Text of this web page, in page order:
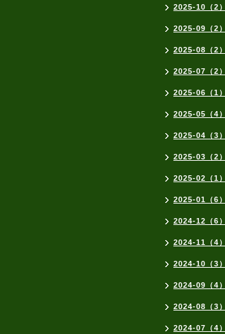
2025-10（2）
2025-09（2）
2025-08（2）
2025-07（2）
2025-06（1）
2025-05（4）
2025-04（3）
2025-03（2）
2025-02（1）
2025-01（6）
2024-12（6）
2024-11（4）
2024-10（3）
2024-09（4）
2024-08（3）
2024-07（4）